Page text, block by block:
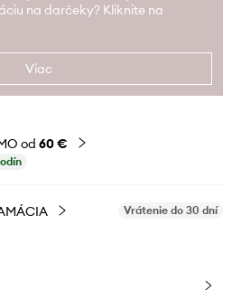
na darčeky? Kliknite na
Viac
od 60 €
Vrátenie do 30 dní